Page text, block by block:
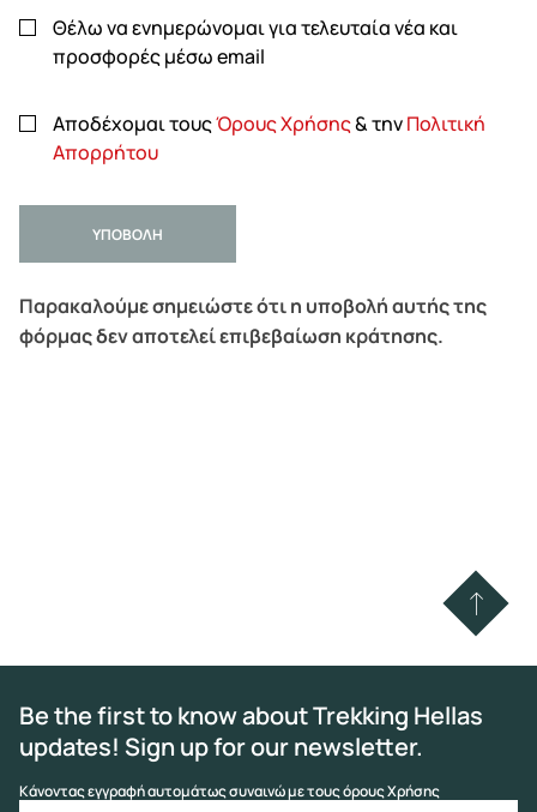
Θέλω να ενημερώνομαι για τελευταία νέα και
προσφορές μέσω email
Αποδέχομαι τουςΌρους Χρήσης& τηνΠολιτική
Απορρήτου
ΥΠΟΒΟΛΗ
Παρακαλούμε σημειώστε ότι η υποβολή αυτής της
φόρμας δεν αποτελεί επιβεβαίωση κράτησης.
Be the first to know about Trekking Hellas
updates! Sign up for our newsletter.
Κάνοντας εγγραφή αυτομάτως συναινώ με τους όρους Χρήσης